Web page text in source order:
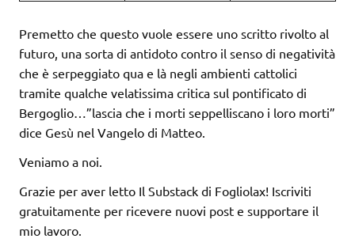
Premetto che questo vuole essere uno scritto rivolto al
futuro, una sorta di antidoto contro il senso di negatività
che è serpeggiato qua e là negli ambienti cattolici
tramite qualche velatissima critica sul pontificato di
Bergoglio…”lascia che i morti seppelliscano i loro morti”
dice Gesù nel Vangelo di Matteo.
Veniamo a noi.
Grazie per aver letto Il Substack di Fogliolax! Iscriviti
gratuitamente per ricevere nuovi post e supportare il
mio lavoro.